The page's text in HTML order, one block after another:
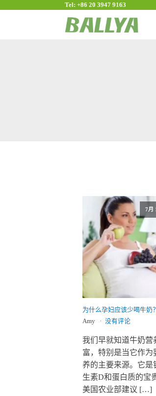
Tel: +86 20 3947 9163
7月
为什么孕妇应该少喝牛奶？
Amy 没有评论
我们早就知道牛奶营
富，特别是当它作为
养的主要来源。它是
生素D和蛋白质的宝
美国农业部建议 […]